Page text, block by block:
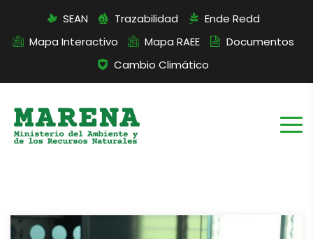
SEAN Trazabilidad
Ende Redd
Mapa Interactivo
Mapa RAEE
Documentos
Cambio Climático